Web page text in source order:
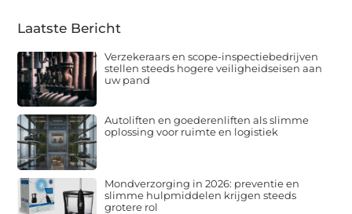
Laatste Bericht
Verzekeraars en scope-inspectiebedrijven
stellen steeds hogere veiligheidseisen aan
uw pand
Autoliften en goederenliften als slimme
oplossing voor ruimte en logistiek
Mondverzorging in 2026: preventie en
slimme hulpmiddelen krijgen steeds
grotere rol